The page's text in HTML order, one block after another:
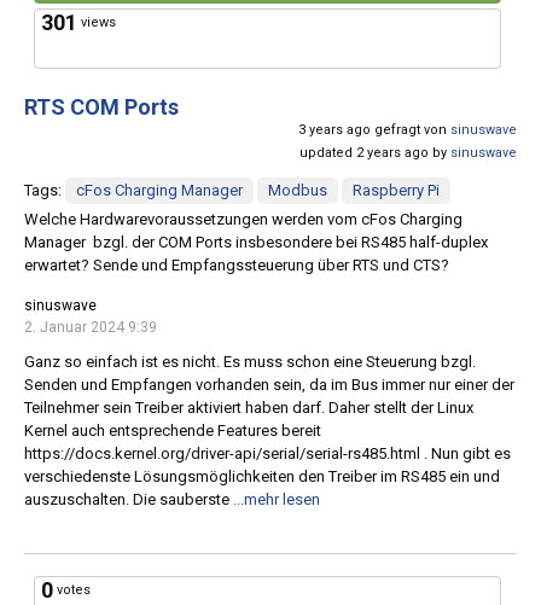
301 views
RTS COM Ports
3 years ago gefragt von sinuswave
updated 2 years ago by sinuswave
Tags: cFos Charging Manager Modbus
Raspberry Pi
Welche Hardwarevoraussetzungen werden vom cFos Charging
Manager bzgl. der COM Ports insbesondere bei RS485 half-duplex
erwartet? Sende und Empfangssteuerung über RTS und CTS?
sinuswave
2. Januar 2024 9:39
Ganz so einfach ist es nicht. Es muss schon eine Steuerung bzgl.
Senden und Empfangen vorhanden sein, da im Bus immer nur einer der
Teilnehmer sein Treiber aktiviert haben darf. Daher stellt der Linux
Kernel auch entsprechende Features bereit
https://docs.kernel.org/driver-api/serial/serial-rs485.html . Nun gibt es
verschiedenste Lösungsmöglichkeiten den Treiber im RS485 ein und
auszuschalten. Die sauberste
...mehr lesen
0 votes